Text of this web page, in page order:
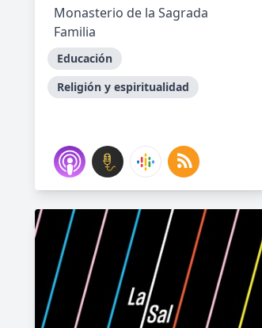
Monasterio de la Sagrada
Familia
Educación
Religión y espiritualidad